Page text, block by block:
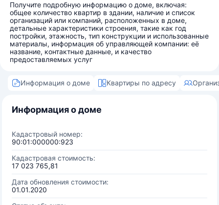
Получите подробную информацию о доме, включая:
общее количество квартир в здании, наличие и список
организаций или компаний, расположенных в доме,
детальные характеристики строения, такие как год
постройки, этажность, тип конструкции и использованные
материалы, информация об управляющей компании: её
название, контактные данные, и качество
предоставляемых услуг
Информация о доме Квартиры по адресу
Информация о доме
Кадастровый номер:
90:01:000000:923
Кадастровая стоимость:
17 023 765,81
Дата обновления стоимости:
01.01.2020